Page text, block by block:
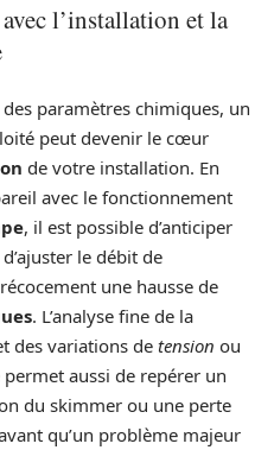
l’installation et la
paramètres chimiques, un
peut devenir le cœur
de votre installation. En
avec le fonctionnement
, il est possible d’anticiper
le débit de
une hausse de
. L’analyse fine de la
des variations de tension ou
aussi de repérer un
du skimmer ou une perte
qu’un problème majeur